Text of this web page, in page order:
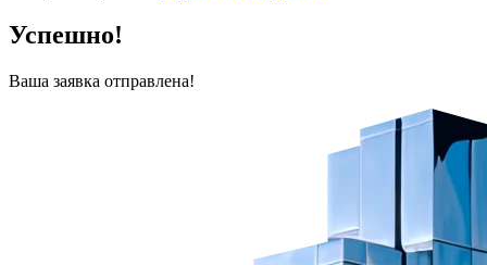
Успешно!
Ваша заявка отправлена!